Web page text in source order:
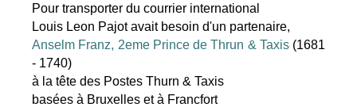
Pour transporter du courrier international
Louis Leon Pajot avait besoin d'un partenaire,
Anselm Franz, 2eme Prince de Thrun & Taxis(1681
- 1740)
à la tête des Postes Thurn & Taxis
basées à Bruxelles et à Francfort